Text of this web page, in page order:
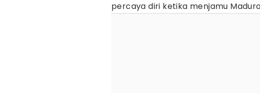
percaya diri ketika menjamu